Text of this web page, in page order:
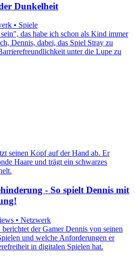
Dunkelheit
• Spiele
das habe ich schon als Kind immer
Dennis, dabei, das Spiel Stray zu
unter die Lupe zu
- So spielt Dennis mit
• Netzwerk
der Gamer Dennis von seinen
und welche Anforderungen er
in digitalen Spielen hat.